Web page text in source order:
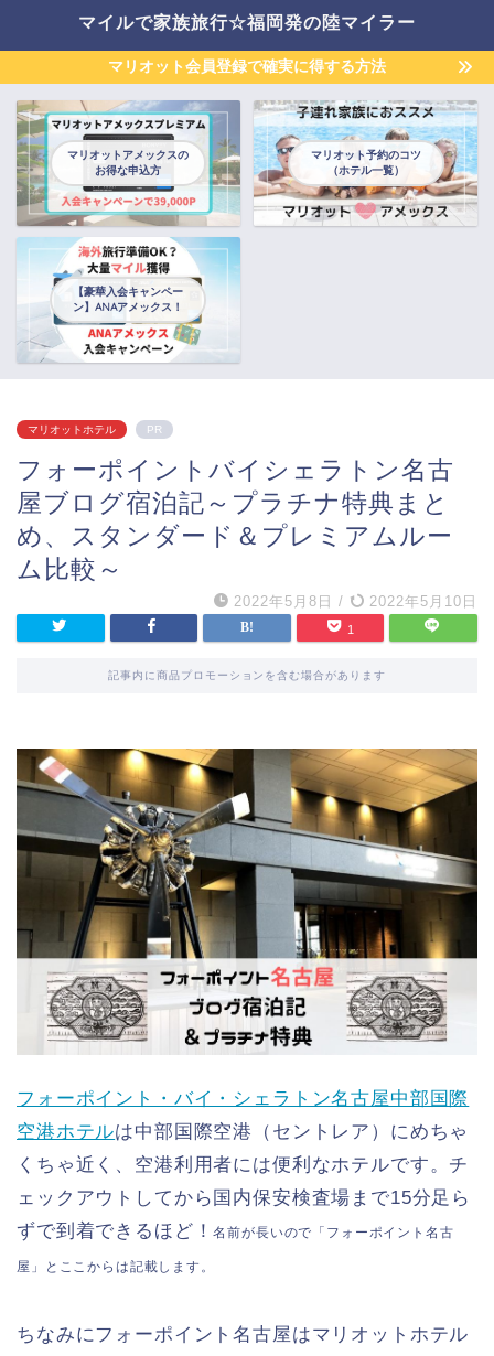
マイルで家族旅行☆福岡発の陸マイラー
マリオット会員登録で確実に得する方法
マリオットアメックスの
お得な申込方
マリオット予約のコツ
（ホテル一覧）
【豪華入会キャンペー
ン】ANAアメックス！
マリオットホテル PR
フォーポイントバイシェラトン名古
屋ブログ宿泊記～プラチナ特典まと
め、スタンダード＆プレミアムルー
ム比較～
2022年5月8日 / 2022年5月10日
1
記事内に商品プロモーションを含む場合があります
フォーポイント・バイ・シェラトン名古屋中部国際
空港ホテルは中部国際空港（セントレア）にめちゃ
くちゃ近く、空港利用者には便利なホテルです。チ
ェックアウトしてから国内保安検査場まで15分足ら
ずで到着できるほど！名前が長いので「フォーポイント名古
屋」とここからは記載します。
ちなみにフォーポイント名古屋はマリオットホテル